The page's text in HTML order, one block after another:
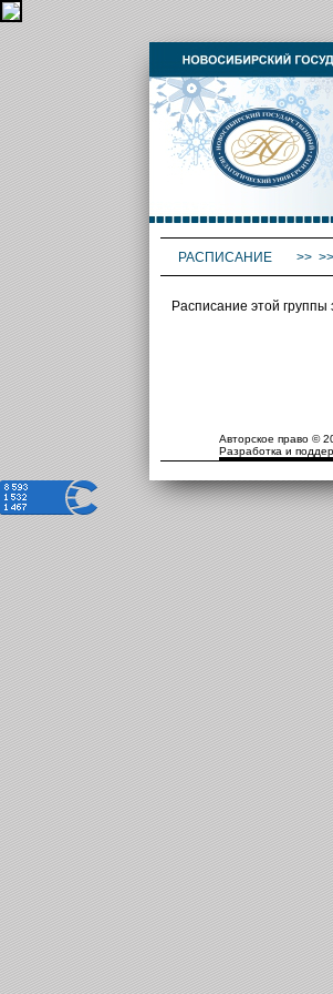
РАСПИСАНИЕ >> >>
Расписание этой
Авторское право ©
Разработка и